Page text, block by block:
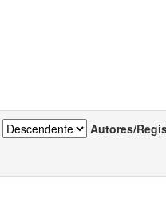
Autores/